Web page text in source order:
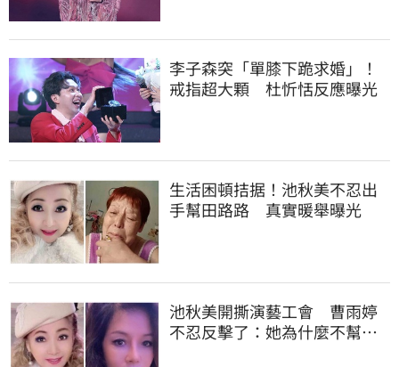
李子森突「單膝下跪求婚」！
戒指超大顆 杜忻恬反應曝光
生活困頓拮据！池秋美不忍出
手幫田路路 真實暖舉曝光
池秋美開撕演藝工會 曹雨婷
不忍反擊了：她為什麼不幫田